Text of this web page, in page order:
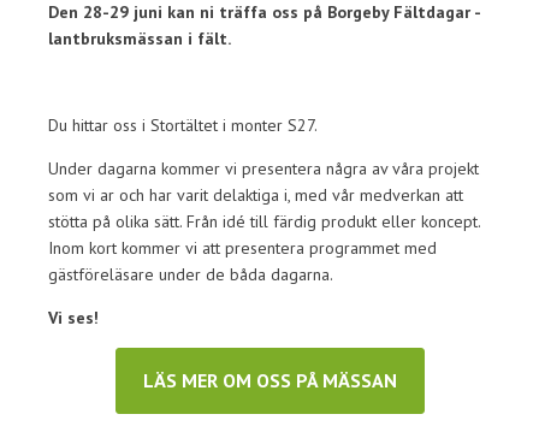
Den 28-29 juni kan ni träffa oss på Borgeby Fältdagar -
lantbruksmässan i fält.
Du hittar oss i Stortältet i monter S27.
Under dagarna kommer vi presentera några av våra projekt
som vi ar och har varit delaktiga i, med vår medverkan att
stötta på olika sätt. Från idé till färdig produkt eller koncept.
Inom kort kommer vi att presentera programmet med
gästföreläsare under de båda dagarna.
Vi ses!
LÄS MER OM OSS PÅ MÄSSAN